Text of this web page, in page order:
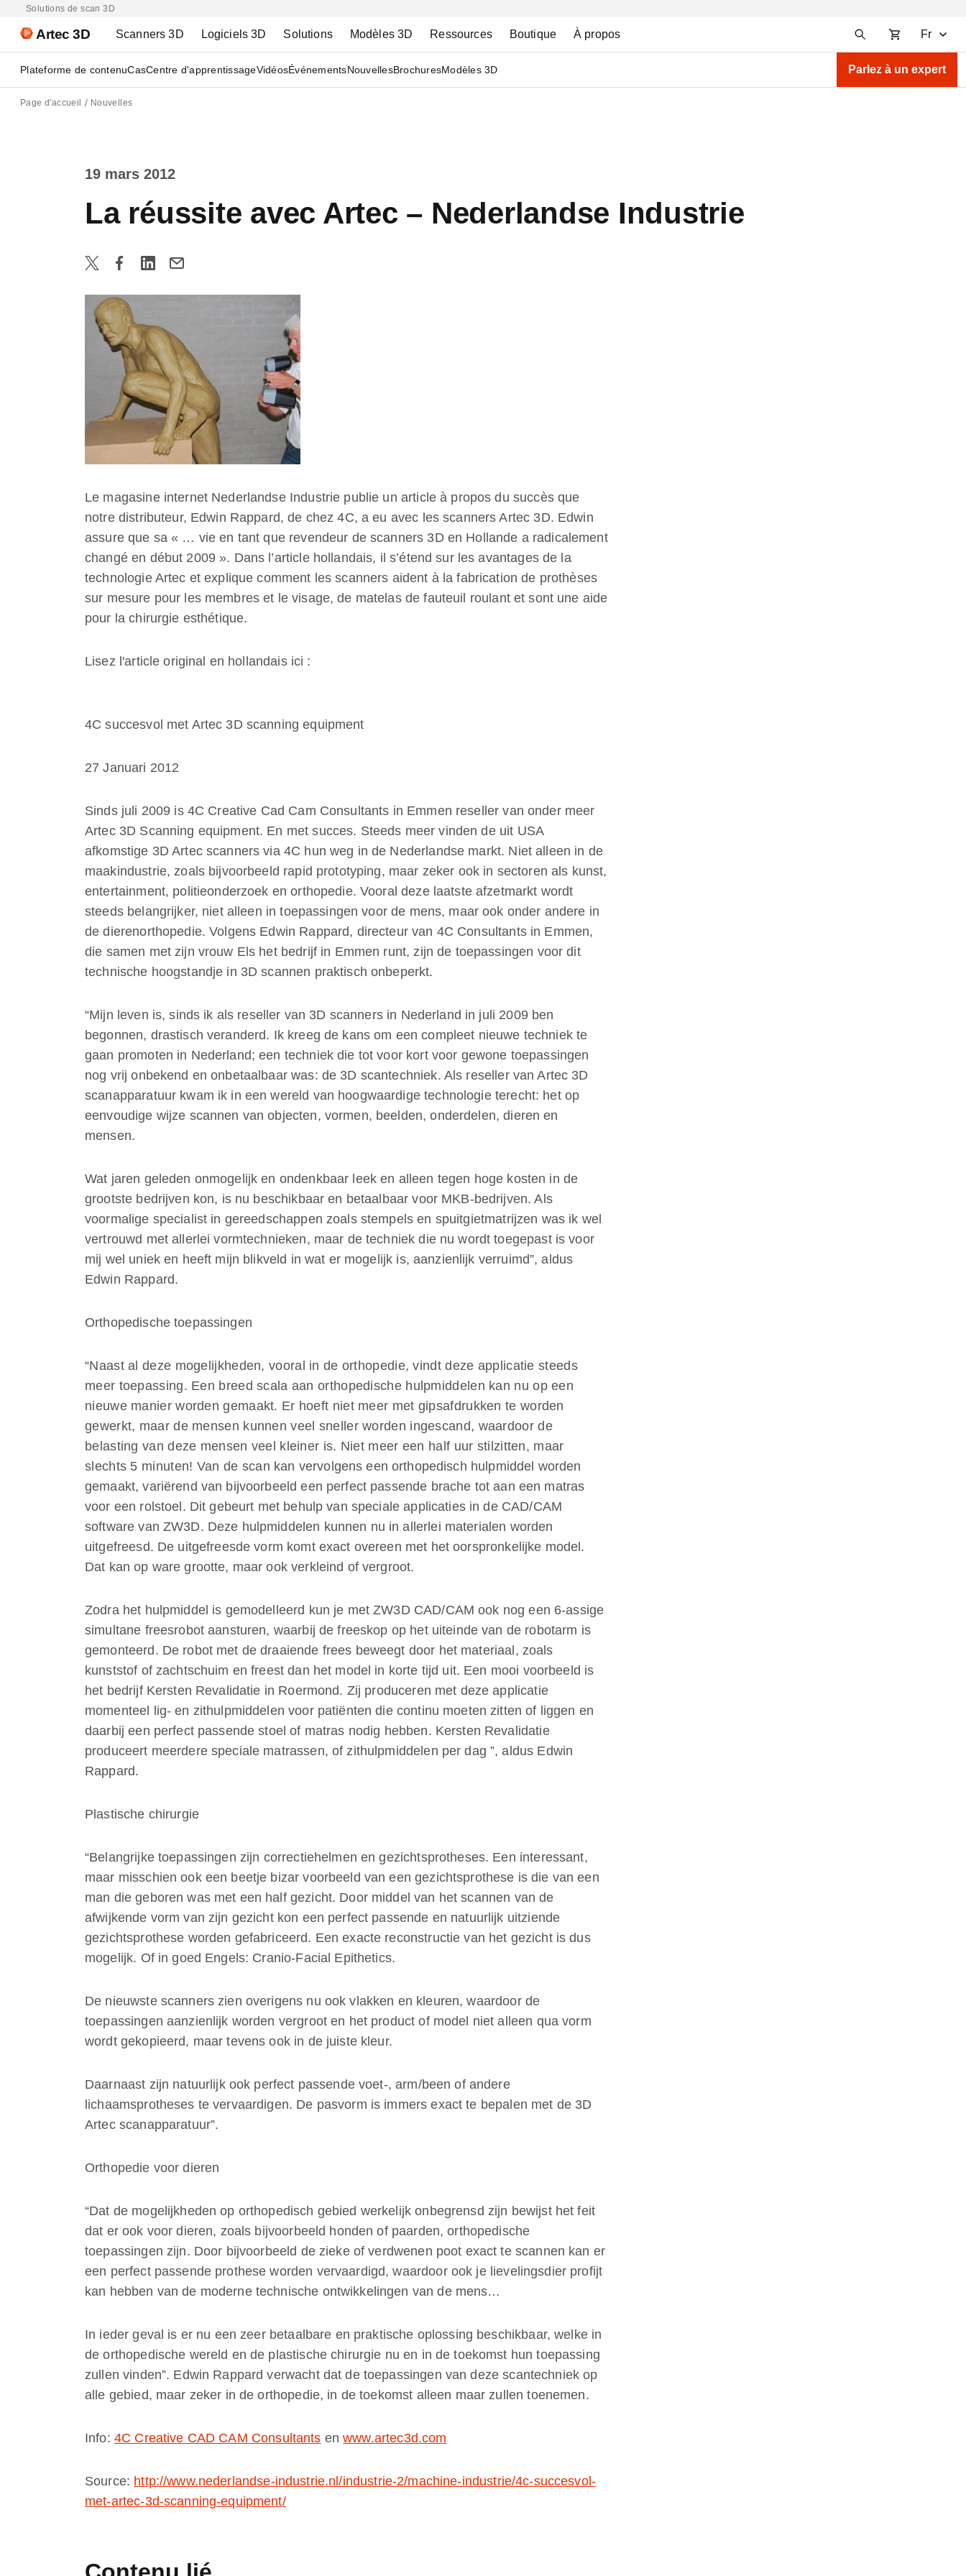
Solutions de scan 3D
Artec 3D Scanners 3D Logiciels 3D Solutions Modèles 3D Ressources Boutique À propos Fr
Plateforme de contenuCasCentre d'apprentissageVidéosÉvénementsNouvellesBrochuresModèles 3D Parlez à un expert
Page d'accueil Nouvelles
19 mars 2012
La réussite avec Artec – Nederlandse Industrie
Le magasine internet Nederlandse Industrie publie un article à propos du succès que
notre distributeur, Edwin Rappard, de chez 4C, a eu avec les scanners Artec 3D. Edwin
assure que sa « … vie en tant que revendeur de scanners 3D en Hollande a radicalement
changé en début 2009 ». Dans l’article hollandais, il s’étend sur les avantages de la
technologie Artec et explique comment les scanners aident à la fabrication de prothèses
sur mesure pour les membres et le visage, de matelas de fauteuil roulant et sont une aide
pour la chirurgie esthétique.
Lisez l'article original en hollandais ici :
4C succesvol met Artec 3D scanning equipment
27 Januari 2012
Sinds juli 2009 is 4C Creative Cad Cam Consultants in Emmen reseller van onder meer
Artec 3D Scanning equipment. En met succes. Steeds meer vinden de uit USA
afkomstige 3D Artec scanners via 4C hun weg in de Nederlandse markt. Niet alleen in de
maakindustrie, zoals bijvoorbeeld rapid prototyping, maar zeker ook in sectoren als kunst,
entertainment, politieonderzoek en orthopedie. Vooral deze laatste afzetmarkt wordt
steeds belangrijker, niet alleen in toepassingen voor de mens, maar ook onder andere in
de dierenorthopedie. Volgens Edwin Rappard, directeur van 4C Consultants in Emmen,
die samen met zijn vrouw Els het bedrijf in Emmen runt, zijn de toepassingen voor dit
technische hoogstandje in 3D scannen praktisch onbeperkt.
“Mijn leven is, sinds ik als reseller van 3D scanners in Nederland in juli 2009 ben
begonnen, drastisch veranderd. Ik kreeg de kans om een compleet nieuwe techniek te
gaan promoten in Nederland; een techniek die tot voor kort voor gewone toepassingen
nog vrij onbekend en onbetaalbaar was: de 3D scantechniek. Als reseller van Artec 3D
scanapparatuur kwam ik in een wereld van hoogwaardige technologie terecht: het op
eenvoudige wijze scannen van objecten, vormen, beelden, onderdelen, dieren en
mensen.
Wat jaren geleden onmogelijk en ondenkbaar leek en alleen tegen hoge kosten in de
grootste bedrijven kon, is nu beschikbaar en betaalbaar voor MKB-bedrijven. Als
voormalige specialist in gereedschappen zoals stempels en spuitgietmatrijzen was ik wel
vertrouwd met allerlei vormtechnieken, maar de techniek die nu wordt toegepast is voor
mij wel uniek en heeft mijn blikveld in wat er mogelijk is, aanzienlijk verruimd”, aldus
Edwin Rappard.
Orthopedische toepassingen
“Naast al deze mogelijkheden, vooral in de orthopedie, vindt deze applicatie steeds
meer toepassing. Een breed scala aan orthopedische hulpmiddelen kan nu op een
nieuwe manier worden gemaakt. Er hoeft niet meer met gipsafdrukken te worden
gewerkt, maar de mensen kunnen veel sneller worden ingescand, waardoor de
belasting van deze mensen veel kleiner is. Niet meer een half uur stilzitten, maar
slechts 5 minuten! Van de scan kan vervolgens een orthopedisch hulpmiddel worden
gemaakt, variërend van bijvoorbeeld een perfect passende brache tot aan een matras
voor een rolstoel. Dit gebeurt met behulp van speciale applicaties in de CAD/CAM
software van ZW3D. Deze hulpmiddelen kunnen nu in allerlei materialen worden
uitgefreesd. De uitgefreesde vorm komt exact overeen met het oorspronkelijke model.
Dat kan op ware grootte, maar ook verkleind of vergroot.
Zodra het hulpmiddel is gemodelleerd kun je met ZW3D CAD/CAM ook nog een 6-assige
simultane freesrobot aansturen, waarbij de freeskop op het uiteinde van de robotarm is
gemonteerd. De robot met de draaiende frees beweegt door het materiaal, zoals
kunststof of zachtschuim en freest dan het model in korte tijd uit. Een mooi voorbeeld is
het bedrijf Kersten Revalidatie in Roermond. Zij produceren met deze applicatie
momenteel lig- en zithulpmiddelen voor patiënten die continu moeten zitten of liggen en
daarbij een perfect passende stoel of matras nodig hebben. Kersten Revalidatie
produceert meerdere speciale matrassen, of zithulpmiddelen per dag ”, aldus Edwin
Rappard.
Plastische chirurgie
“Belangrijke toepassingen zijn correctiehelmen en gezichtsprotheses. Een interessant,
maar misschien ook een beetje bizar voorbeeld van een gezichtsprothese is die van een
man die geboren was met een half gezicht. Door middel van het scannen van de
afwijkende vorm van zijn gezicht kon een perfect passende en natuurlijk uitziende
gezichtsprothese worden gefabriceerd. Een exacte reconstructie van het gezicht is dus
mogelijk. Of in goed Engels: Cranio-Facial Epithetics.
De nieuwste scanners zien overigens nu ook vlakken en kleuren, waardoor de
toepassingen aanzienlijk worden vergroot en het product of model niet alleen qua vorm
wordt gekopieerd, maar tevens ook in de juiste kleur.
Daarnaast zijn natuurlijk ook perfect passende voet-, arm/been of andere
lichaamsprotheses te vervaardigen. De pasvorm is immers exact te bepalen met de 3D
Artec scanapparatuur”.
Orthopedie voor dieren
“Dat de mogelijkheden op orthopedisch gebied werkelijk onbegrensd zijn bewijst het feit
dat er ook voor dieren, zoals bijvoorbeeld honden of paarden, orthopedische
toepassingen zijn. Door bijvoorbeeld de zieke of verdwenen poot exact te scannen kan er
een perfect passende prothese worden vervaardigd, waardoor ook je lievelingsdier profijt
kan hebben van de moderne technische ontwikkelingen van de mens…
In ieder geval is er nu een zeer betaalbare en praktische oplossing beschikbaar, welke in
de orthopedische wereld en de plastische chirurgie nu en in de toekomst hun toepassing
zullen vinden”. Edwin Rappard verwacht dat de toepassingen van deze scantechniek op
alle gebied, maar zeker in de orthopedie, in de toekomst alleen maar zullen toenemen.
Info: 4C Creative CAD CAM Consultants enwww.artec3d.com
Source: http://www.nederlandse-industrie.nl/industrie-2/machine-industrie/4c-succesvol-
met-artec-3d-scanning-equipment/